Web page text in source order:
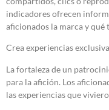
indicadores ofrecen
aficionados la marca y
Crea experiencias
La fortaleza de un
para la afición. Los
las experiencias que